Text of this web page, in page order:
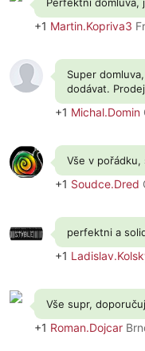
+1 Martin.Kopriva3
Super
dodávat.
+1 Michal.Domin
Vše v pořádku,
+1 Soudce.Dred
perfektni a
+1
Vše supr,
+1 Roman.Dojcar